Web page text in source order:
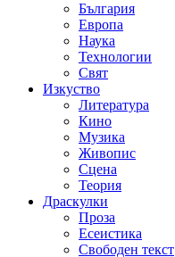
България
Европа
Наука
Технологии
Свят
Изкуство
Литература
Кино
Музика
Живопис
Сцена
Теория
Драскулки
Проза
Есеистика
Свободен текст